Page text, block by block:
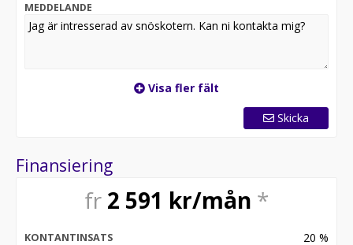
MEDDELANDE
Visa fler fält
Skicka
Finansiering
fr 2 591 kr/mån *
KONTANTINSATS 20 %